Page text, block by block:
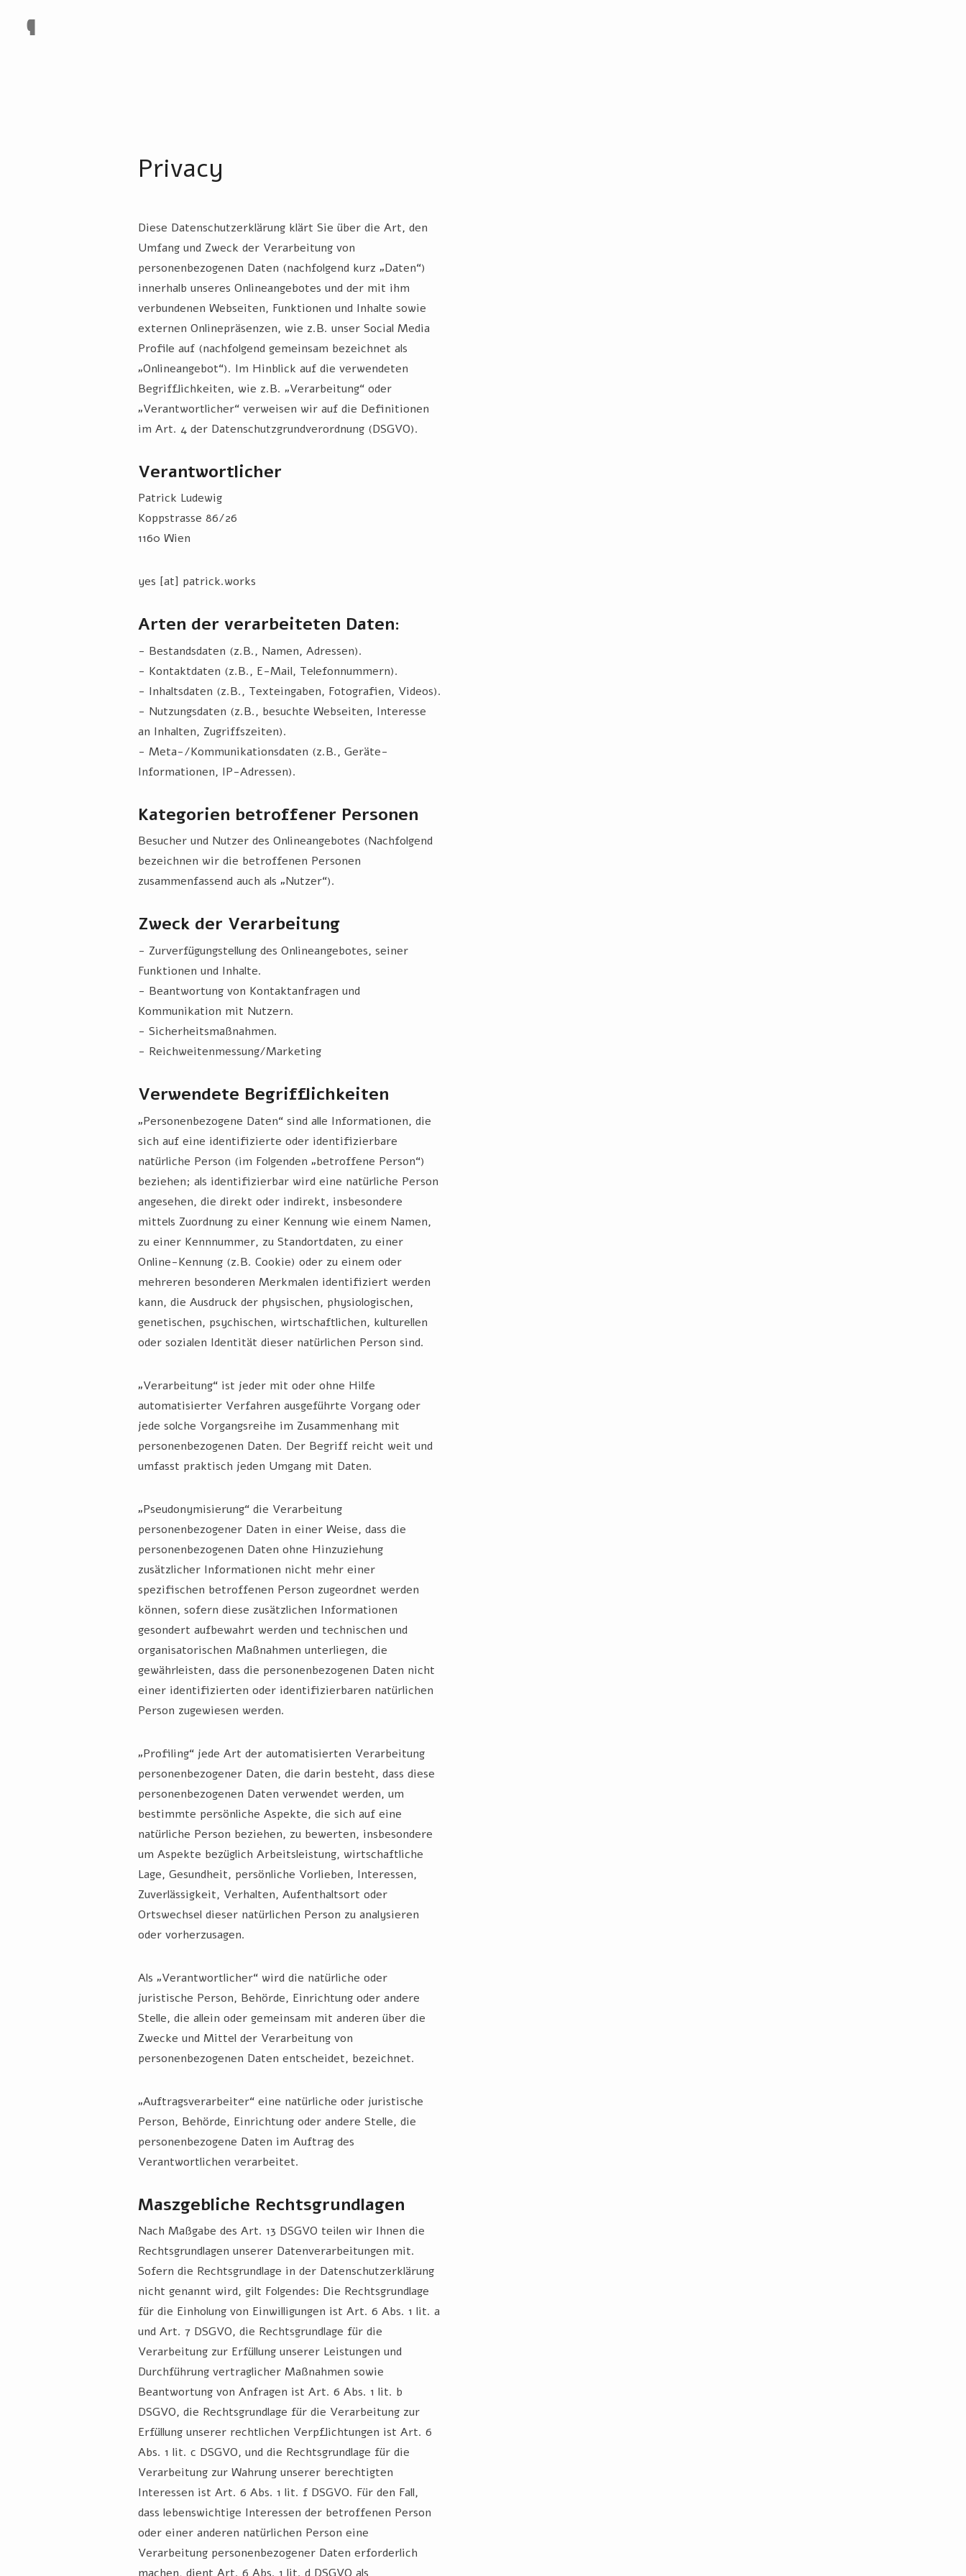
P
Privacy
Diese Datenschutzerklärung klärt Sie über die Art, den
Umfang und Zweck der Verarbeitung von
personenbezogenen Daten (nachfolgend kurz „Daten“)
innerhalb unseres Onlineangebotes und der mit ihm
verbundenen Webseiten, Funktionen und Inhalte sowie
externen Onlinepräsenzen, wie z.B. unser Social Media
Profile auf (nachfolgend gemeinsam bezeichnet als
„Onlineangebot“). Im Hinblick auf die verwendeten
Begrifflichkeiten, wie z.B. „Verarbeitung“ oder
„Verantwortlicher“ verweisen wir auf die Definitionen
im Art. 4 der Datenschutzgrundverordnung (DSGVO).
Verantwortlicher
Patrick Ludewig
Koppstrasse 86/26
1160 Wien
yes [at] patrick.works
Arten der verarbeiteten Daten:
- Bestandsdaten (z.B., Namen, Adressen).
- Kontaktdaten (z.B., E-Mail, Telefonnummern).
- Inhaltsdaten (z.B., Texteingaben, Fotografien, Videos).
- Nutzungsdaten (z.B., besuchte Webseiten, Interesse
an Inhalten, Zugriffszeiten).
- Meta-/Kommunikationsdaten (z.B., Geräte-
Informationen, IP-Adressen).
Kategorien betroffener Personen
Besucher und Nutzer des Onlineangebotes (Nachfolgend
bezeichnen wir die betroffenen Personen
zusammenfassend auch als „Nutzer“).
Zweck der Verarbeitung
- Zurverfügungstellung des Onlineangebotes, seiner
Funktionen und Inhalte.
- Beantwortung von Kontaktanfragen und
Kommunikation mit Nutzern.
- Sicherheitsmaßnahmen.
- Reichweitenmessung/Marketing
Verwendete Begrifflichkeiten
„Personenbezogene Daten“ sind alle Informationen, die
sich auf eine identifizierte oder identifizierbare
natürliche Person (im Folgenden „betroffene Person“)
beziehen; als identifizierbar wird eine natürliche Person
angesehen, die direkt oder indirekt, insbesondere
mittels Zuordnung zu einer Kennung wie einem Namen,
zu einer Kennnummer, zu Standortdaten, zu einer
Online-Kennung (z.B. Cookie) oder zu einem oder
mehreren besonderen Merkmalen identifiziert werden
kann, die Ausdruck der physischen, physiologischen,
genetischen, psychischen, wirtschaftlichen, kulturellen
oder sozialen Identität dieser natürlichen Person sind.
„Verarbeitung“ ist jeder mit oder ohne Hilfe
automatisierter Verfahren ausgeführte Vorgang oder
jede solche Vorgangsreihe im Zusammenhang mit
personenbezogenen Daten. Der Begriff reicht weit und
umfasst praktisch jeden Umgang mit Daten.
„Pseudonymisierung“ die Verarbeitung
personenbezogener Daten in einer Weise, dass die
personenbezogenen Daten ohne Hinzuziehung
zusätzlicher Informationen nicht mehr einer
spezifischen betroffenen Person zugeordnet werden
können, sofern diese zusätzlichen Informationen
gesondert aufbewahrt werden und technischen und
organisatorischen Maßnahmen unterliegen, die
gewährleisten, dass die personenbezogenen Daten nicht
einer identifizierten oder identifizierbaren natürlichen
Person zugewiesen werden.
„Profiling“ jede Art der automatisierten Verarbeitung
personenbezogener Daten, die darin besteht, dass diese
personenbezogenen Daten verwendet werden, um
bestimmte persönliche Aspekte, die sich auf eine
natürliche Person beziehen, zu bewerten, insbesondere
um Aspekte bezüglich Arbeitsleistung, wirtschaftliche
Lage, Gesundheit, persönliche Vorlieben, Interessen,
Zuverlässigkeit, Verhalten, Aufenthaltsort oder
Ortswechsel dieser natürlichen Person zu analysieren
oder vorherzusagen.
Als „Verantwortlicher“ wird die natürliche oder
juristische Person, Behörde, Einrichtung oder andere
Stelle, die allein oder gemeinsam mit anderen über die
Zwecke und Mittel der Verarbeitung von
personenbezogenen Daten entscheidet, bezeichnet.
„Auftragsverarbeiter“ eine natürliche oder juristische
Person, Behörde, Einrichtung oder andere Stelle, die
personenbezogene Daten im Auftrag des
Verantwortlichen verarbeitet.
Maszgebliche Rechtsgrundlagen
Nach Maßgabe des Art. 13 DSGVO teilen wir Ihnen die
Rechtsgrundlagen unserer Datenverarbeitungen mit.
Sofern die Rechtsgrundlage in der Datenschutzerklärung
nicht genannt wird, gilt Folgendes: Die Rechtsgrundlage
für die Einholung von Einwilligungen ist Art. 6 Abs. 1 lit. a
und Art. 7 DSGVO, die Rechtsgrundlage für die
Verarbeitung zur Erfüllung unserer Leistungen und
Durchführung vertraglicher Maßnahmen sowie
Beantwortung von Anfragen ist Art. 6 Abs. 1 lit. b
DSGVO, die Rechtsgrundlage für die Verarbeitung zur
Erfüllung unserer rechtlichen Verpflichtungen ist Art. 6
Abs. 1 lit. c DSGVO, und die Rechtsgrundlage für die
Verarbeitung zur Wahrung unserer berechtigten
Interessen ist Art. 6 Abs. 1 lit. f DSGVO. Für den Fall,
dass lebenswichtige Interessen der betroffenen Person
oder einer anderen natürlichen Person eine
Verarbeitung personenbezogener Daten erforderlich